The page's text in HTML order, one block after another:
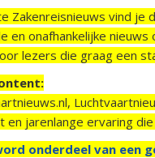
Zakenreisnieuws vind je
en onafhankelijke
lezers die graag een
en jarenlange ervaring
onderdeel van een